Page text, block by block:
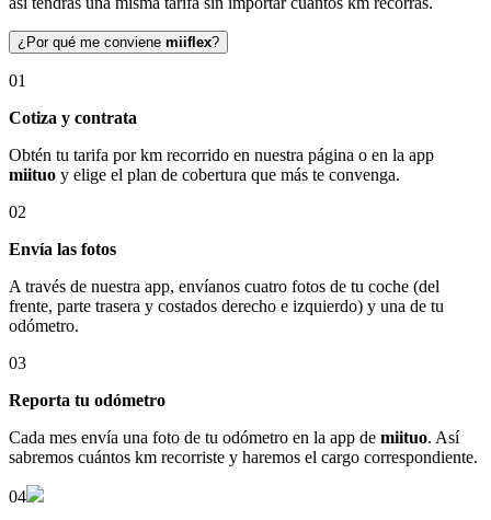
¿Por qué me conviene miiflex?
01
Cotiza y contrata
Obtén tu tarifa por km recorrido en nuestra página o en la app
miituo y elige el plan de cobertura que más te convenga.
02
Envía las fotos
A través de nuestra app, envíanos cuatro fotos de tu coche (del
frente, parte trasera y costados derecho e izquierdo) y una de tu
odómetro.
03
Reporta tu odómetro
Cada mes envía una foto de tu odómetro en la app de miituo. Así
sabremos cuántos km recorriste y haremos el cargo correspondiente.
04